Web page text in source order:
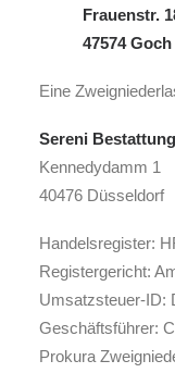
Frauenstr.
47574 Goch
Eine
Sereni
Kennedydamm 1
40476 Düsseldorf
Handelsregister:
Registergericht:
Umsatzsteuer-ID:
Geschäftsführer:
Prokura